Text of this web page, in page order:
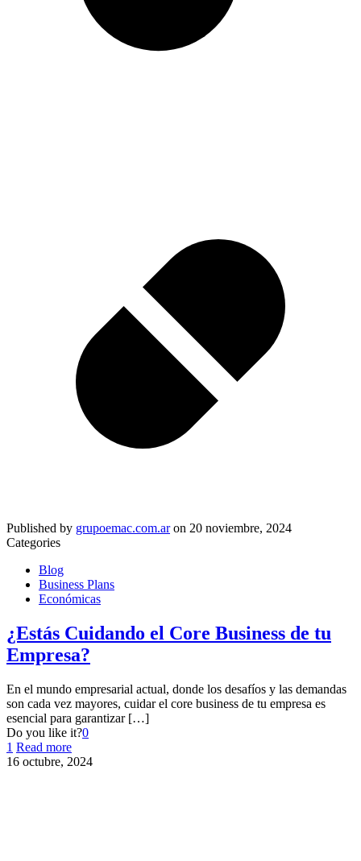
Published by grupoemac.com.ar on 20 noviembre, 2024
Categories
Blog
Business Plans
Económicas
¿Estás Cuidando el Core Business de tu
Empresa?
En el mundo empresarial actual, donde los desafíos y las demandas
son cada vez mayores, cuidar el core business de tu empresa es
esencial para garantizar[…]
Do you like it?0
1 Read more
16 octubre, 2024